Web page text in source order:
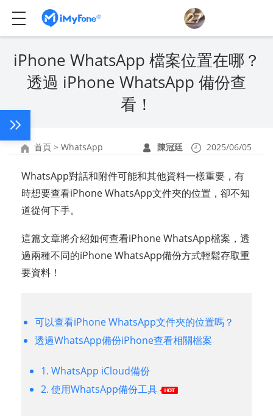
iPhone WhatsApp 檔案位置在哪？
透過 iPhone WhatsApp 備份查
看！
首頁 > WhatsApp 陳冠廷 2025/06/05
WhatsApp對話和附件可能和其他資料一樣重要，有
時想要查看iPhone WhatsApp文件夾的位置，卻不知
道從何下手。
這篇文章將介紹如何查看iPhone WhatsApp檔案，透
過兩種不同的iPhone WhatsApp備份方式輕鬆存取重
要資料！
可以查看iPhone WhatsApp文件夾的位置嗎？
透過WhatsApp備份iPhone查看相關檔案
1. WhatsApp iCloud備份
2. 使用WhatsApp備份工具